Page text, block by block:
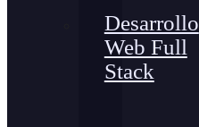
Desarrollo
Web Full
Stack